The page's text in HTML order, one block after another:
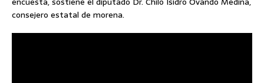
consejero estatal de morena.